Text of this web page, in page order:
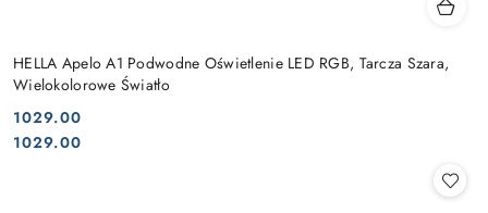
HELLA Apelo A1 Podwodne Oświetlenie LED RGB, Tarcza Szara,
Wielokolorowe Światło
Cena:
1029.00
Cena:
1029.00